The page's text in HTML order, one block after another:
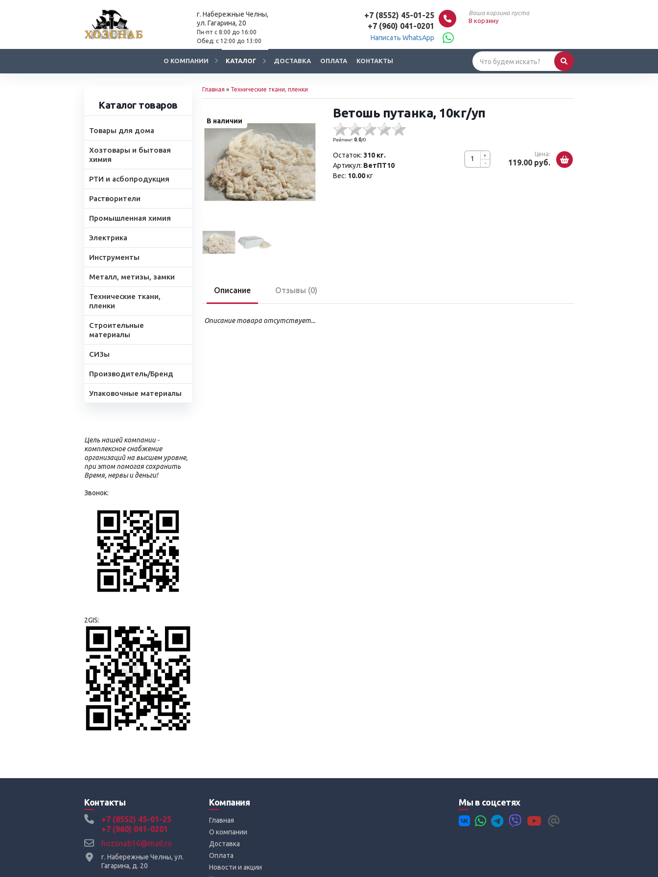
г. Набережные Челны,
ул. Гагарина, 20
Пн-пт с 8:00 до 16:00
Обед: с 12:00 до 13:00
+7 (8552) 45-01-25
+7 (960) 041-0201
Написать WhatsApp
Ваша корзина пуста
В корзину
О КОМПАНИИ КАТАЛОГ ДОСТАВКА ОПЛАТА КОНТАКТЫ
Каталог товаров
Товары для дома
Хозтовары и бытовая
химия
РТИ и асбопродукция
Растворители
Промышленная химия
Электрика
Инструменты
Металл, метизы, замки
Технические ткани,
пленки
Строительные
материалы
СИЗы
Производитель/Бренд
Упаковочные материалы
Цель нашей компании -
комплексное снабжение
организаций на высшем уровне,
при этом помогая сохранить
Время, нервы и деньги!
Звонок:
2GIS:
Главная » Технические ткани, пленки
В наличии
Ветошь путанка, 10кг/уп
Рейтинг: 0.0/0
-
+ Цена:
119.00 руб.
Остаток: 310 кг.
Артикул: ВетПТ10
Вес: 10.00кг
Описание Отзывы (0)
Описание товара отсутствует...
Контакты
+7 (8552) 45-01-25
+7 (960) 041-0201
hozsnab16@mail.ru
г. Набережные Челны, ул.
Гагарина, д. 20
Компания
Главная
О компании
Доставка
Оплата
Новости и акции
Мы в соцсетях